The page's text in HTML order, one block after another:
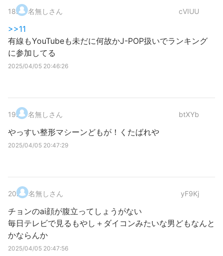
18. 名無しさん cVIUU
>>11
有線もYouTubeも未だに何故かJ-POP扱いでランキング
に参加してる
2025/04/05 20:46:26
19. 名無しさん btXYb
やっすい整形マシーンどもが！くたばれや
2025/04/05 20:47:29
20. 名無しさん yF9Kj
チョンのai顔が腹立ってしょうがない
毎日テレビで見るもやし＋ダイコンみたいな男どもなんと
かならんか
2025/04/05 20:47:56